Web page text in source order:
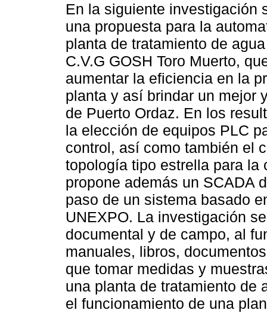
En la siguiente investigación
una propuesta para la
planta de tratamiento de
C.V.G GOSH Toro Muerto,
aumentar la eficiencia en la
planta y así brindar un mejor
de Puerto Ordaz. En los
la elección de equipos PLC
control, así como también el
topología tipo estrella para
propone además un SCADA
paso de un sistema basado
UNEXPO. La investigación
documental y de campo, al
manuales, libros,
que tomar medidas y
una planta de tratamiento de
el funcionamiento de una